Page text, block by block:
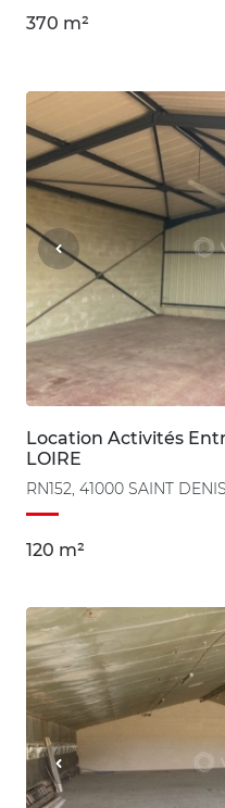
370 m²
Location Activités
LOIRE
RN152, 41000 SAINT
120 m²